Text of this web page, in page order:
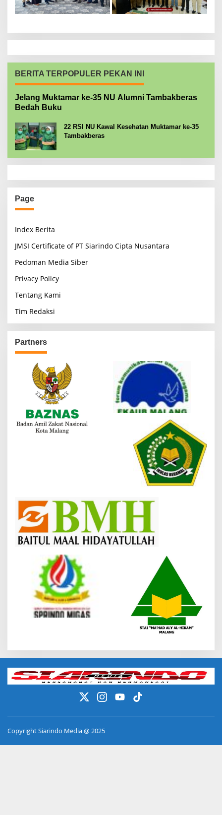
BERITA TERPOPULER PEKAN INI
Jelang Muktamar ke-35 NU Alumni Tambakberas
Bedah Buku
22 RSI NU Kawal Kesehatan Muktamar ke-35
Tambakberas
Page
Index Berita
JMSI Certificate of PT Siarindo Cipta Nusantara
Pedoman Media Siber
Privacy Policy
Tentang Kami
Tim Redaksi
Partners
Copyright Siarindo Media @ 2025